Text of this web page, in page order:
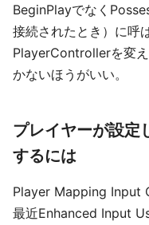
BeginPlayでなく
接続されたとき）に呼
PlayerControllerを変
かないほうがいい。
プレイヤーが設定
するには
Player Mapping Input
最近Enhanced Input